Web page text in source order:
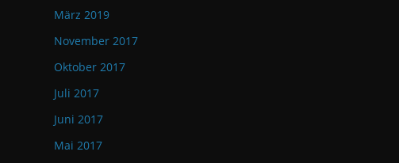
März 2019
November 2017
Oktober 2017
Juli 2017
Juni 2017
Mai 2017